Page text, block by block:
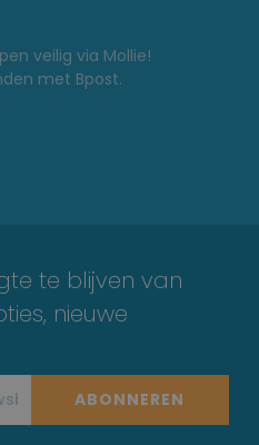
veilig via Mollie!
met Bpost.
te blijven van
nieuwe
ABONNEREN